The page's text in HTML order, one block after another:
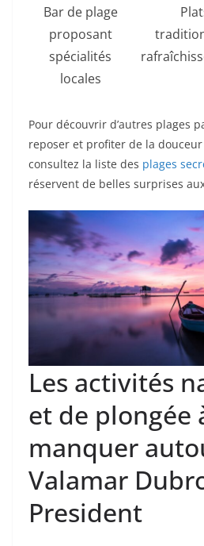
Bar de plage
proposant
spécialités
locales
Pour découvrir d’autres plages
reposer et profiter de la
consultez la liste des plages
réservent de belles surprises
Les activités
et de plongée
manquer
Valamar
President